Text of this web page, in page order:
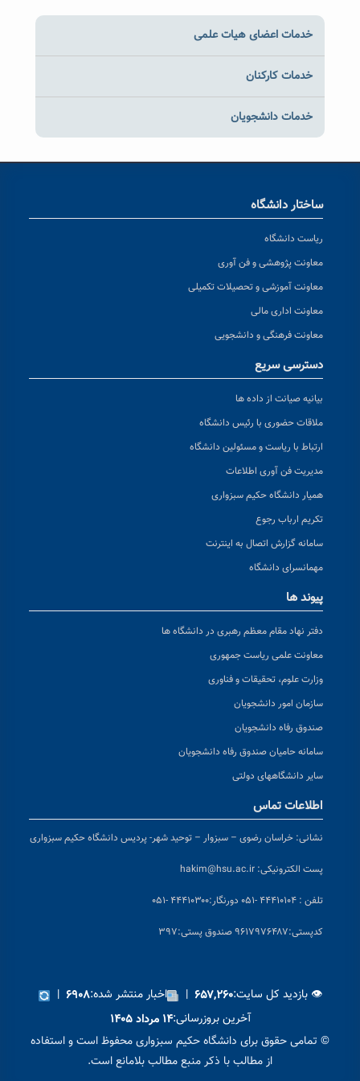
خدمات اعضای هیات علمی
خدمات کارکنان
خدمات دانشجویان
ساختار دانشگاه
ریاست دانشگاه
معاونت پژوهشی و فن آوری
معاونت آموزشی و تحصیلات تکمیلی
معاونت اداری مالی
معاونت فرهنگی و دانشجویی
دسترسی سریع
بیانیه صیانت از داده ها
ملاقات حضوری با رئیس دانشگاه
ارتباط با ریاست و مسئولین دانشگاه
مدیریت فن آوری اطلاعات
همیار دانشگاه حکیم سبزواری
تکریم ارباب رجوع
سامانه گزارش اتصال به اینترنت
مهمانسرای دانشگاه
پیوند ها
دفتر نهاد مقام معظم رهبری در دانشگاه ها
معاونت علمی ریاست جمهوری
وزارت علوم، تحقیقات و فناوری
سازمان امور دانشجویان
صندوق رفاه دانشجویان
سامانه حامیان صندوق رفاه دانشجویان
سایر دانشگاههای دولتی
اطلاعات تماس
نشانی: خراسان رضوی – سبزوار – توحید شهر- پردیس دانشگاه حکیم سبزواری
پست الکترونیکی: hakim@hsu.ac.ir
تلفن : ۴۴۴۱۰۱۰۴ -۰۵۱ دورنگار:۴۴۴۱۰۳۰۰ -۰۵۱
کدپستی:۹۶۱۷۹۷۶۴۸۷ صندوق پستی:۳۹۷
👁 بازدید کل سایت:۶۵۷,۲۶۰ | اخبار منتشر شده:۶۹۰۸ |
آخرین بروزرسانی:۱۴ مرداد ۱۴۰۵
© تمامی حقوق برای دانشگاه حکیم سبزواری محفوظ است و استفاده
از مطالب با ذکر منبع مطالب بلامانع است.